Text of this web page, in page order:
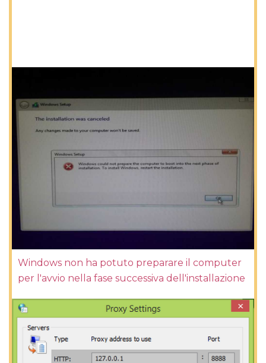
Windows non ha potuto preparare il computer
per l'avvio nella fase successiva dell'installazione